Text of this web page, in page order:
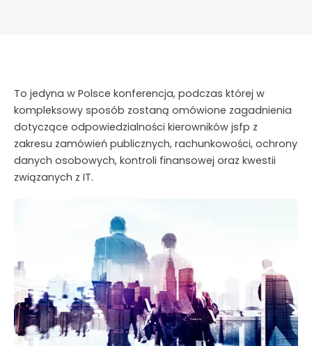
To jedyna w Polsce konferencja, podczas której w
kompleksowy sposób zostaną omówione zagadnienia
dotyczące odpowiedzialności kierowników jsfp z
zakresu zamówień publicznych, rachunkowości, ochrony
danych osobowych, kontroli finansowej oraz kwestii
związanych z IT.